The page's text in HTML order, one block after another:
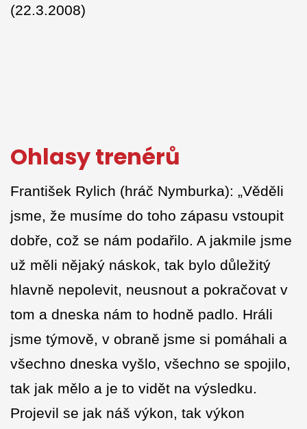
(22.3.2008)
Ohlasy trenérů
František Rylich (hráč Nymburka): „Věděli
jsme, že musíme do toho zápasu vstoupit
dobře, což se nám podařilo. A jakmile jsme
už měli nějaký náskok, tak bylo důležitý
hlavně nepolevit, neusnout a pokračovat v
tom a dneska nám to hodně padlo. Hráli
jsme týmově, v obraně jsme si pomáhali a
všechno dneska vyšlo, všechno se spojilo,
tak jak mělo a je to vidět na výsledku.
Projevil se jak náš výkon, tak výkon